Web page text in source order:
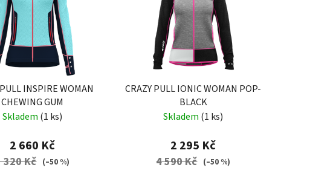
k
INSPIRE WOMAN
CHEWING GUM
Skladem (1 ks)
2 660 Kč
320 Kč (–50 %)
CRAZY PULL IONIC WOMAN POP-
BLACK
Skladem (1 ks)
2 295 Kč
4 590 Kč (–50 %)